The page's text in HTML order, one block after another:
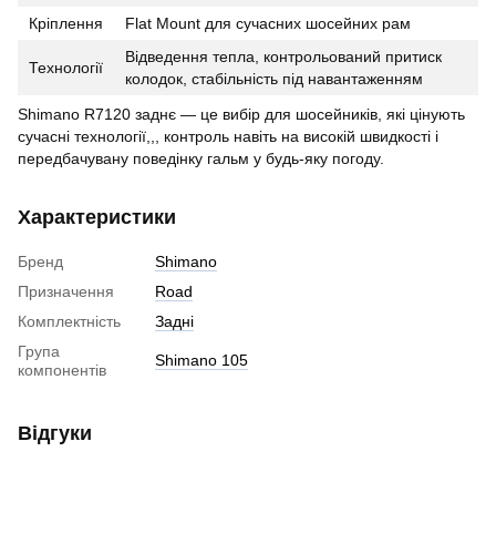
Кріплення
Flat Mount для сучасних шосейних рам
Технології
Відведення тепла, контрольований притиск
колодок, стабільність під навантаженням
Shimano R7120 заднє — це вибір для шосейників, які цінують
сучасні технології,,, контроль навіть на високій швидкості і
передбачувану поведінку гальм у будь-яку погоду.
Характеристики
Бренд
Shimano
Призначення
Road
Комплектність
Задні
Група
компонентів
Shimano 105
Відгуки